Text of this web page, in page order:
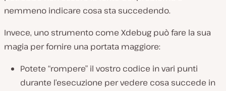
nemmeno indicare cosa sta succedendo.
Invece, uno strumento come Xdebug può fare la sua
magia per fornire una portata maggiore:
Potete “rompere” il vostro codice in vari punti
durante l’esecuzione per vedere cosa succede in